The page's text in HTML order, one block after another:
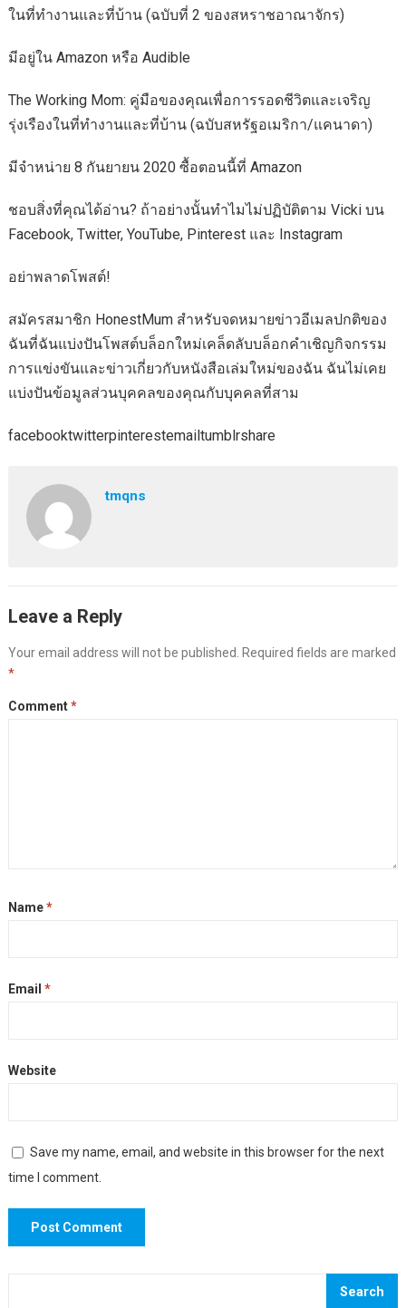
ในที่ทำงานและที่บ้าน (ฉบับที่ 2 ของสหราชอาณาจักร)
มีอยู่ใน Amazon หรือ Audible
The Working Mom: คู่มือของคุณเพื่อการรอดชีวิตและเจริญ
รุ่งเรืองในที่ทำงานและที่บ้าน (ฉบับสหรัฐอเมริกา/แคนาดา)
มีจำหน่าย 8 กันยายน 2020 ซื้อตอนนี้ที่ Amazon
ชอบสิ่งที่คุณได้อ่าน? ถ้าอย่างนั้นทำไมไม่ปฏิบัติตาม Vicki บน
Facebook, Twitter, YouTube, Pinterest และ Instagram
อย่าพลาดโพสต์!
สมัครสมาชิก HonestMum สำหรับจดหมายข่าวอีเมลปกติของ
ฉันที่ฉันแบ่งปันโพสต์บล็อกใหม่เคล็ดลับบล็อกคำเชิญกิจกรรม
การแข่งขันและข่าวเกี่ยวกับหนังสือเล่มใหม่ของฉัน ฉันไม่เคย
แบ่งปันข้อมูลส่วนบุคคลของคุณกับบุคคลที่สาม
facebooktwitterpinterestemailtumblrshare
tmqns
Leave a Reply
Your email address will not be published.
Required fields are marked
*
Comment*
Name*
Email *
Website
Save my name, email, and website in this browser for the next
time I comment.
Search